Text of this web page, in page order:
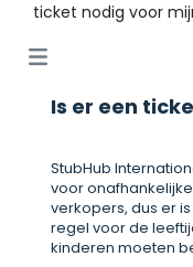
ticket nodig voor
Is er een
StubHub
voor
verkopers, dus er
regel voor de
kinderen moeten